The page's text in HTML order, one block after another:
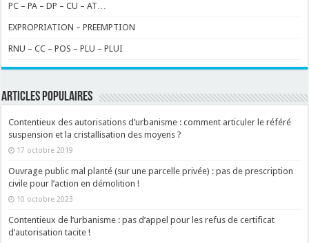
PC – PA – DP – CU – AT…
EXPROPRIATION – PREEMPTION
RNU – CC – POS – PLU – PLUI
ARTICLES POPULAIRES
Contentieux des autorisations d’urbanisme : comment articuler le référé
suspension et la cristallisation des moyens ?
17 octobre 2019
Ouvrage public mal planté (sur une parcelle privée) : pas de prescription
civile pour l’action en démolition !
10 octobre 2023
Contentieux de l’urbanisme : pas d’appel pour les refus de certificat
d’autorisation tacite !